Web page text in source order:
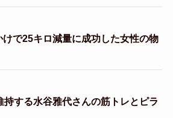
で25キロ減量に成功した女性の物
する水谷雅代さんの筋トレとピラ